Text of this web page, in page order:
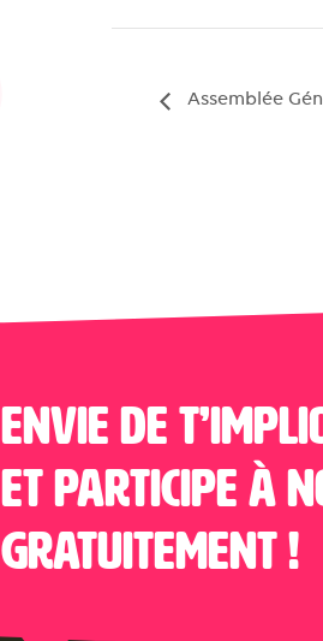
Assemblée
Envie de
et participe à
gratuitement !